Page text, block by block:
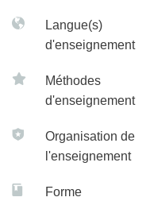
d’un dossier technique
Classification, Rôles
Matériovigilance)
• Gestion des risques :
• Normes générale et
1, Evaluation
62366-1
Langue(s)
d'enseignement
Méthodes
d'enseignement
Organisation de
l'enseignement
Forme